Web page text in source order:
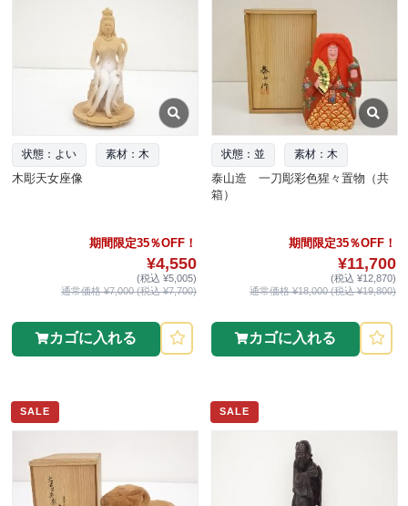
状態：よい 素材：木
木彫天女座像
期間限定35％OFF！
¥4,550
(税込 ¥5,005)
通常価格 ¥7,000 (税込 ¥7,700)
カゴに入れる
状態：並 素材：木
泰山造 一刀彫彩色猩々置物（共
箱）
期間限定35％OFF！
¥11,700
(税込 ¥12,870)
通常価格 ¥18,000 (税込 ¥19,800)
カゴに入れる
SALE SALE